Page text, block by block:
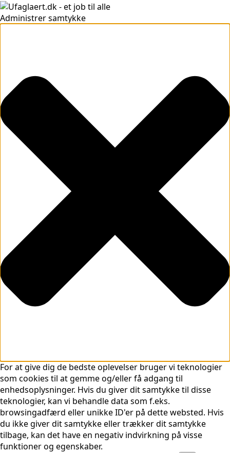
Administrer samtykke
For at give dig de bedste oplevelser bruger vi teknologier
som cookies til at gemme og/eller få adgang til
enhedsoplysninger. Hvis du giver dit samtykke til disse
teknologier, kan vi behandle data som f.eks.
browsingadfærd eller unikke ID'er på dette websted. Hvis
du ikke giver dit samtykke eller trækker dit samtykke
tilbage, kan det have en negativ indvirkning på visse
funktioner og egenskaber.